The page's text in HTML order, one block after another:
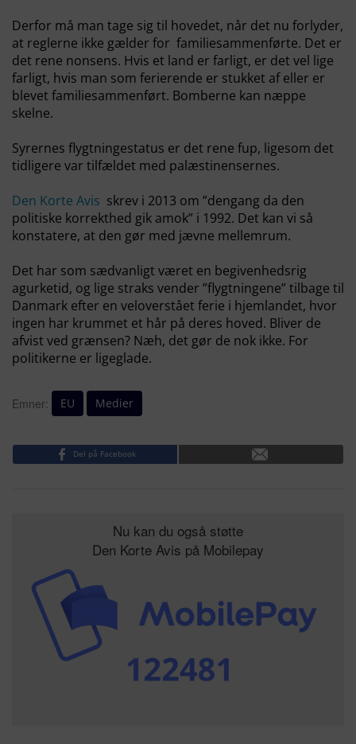
Derfor må man tage sig til hovedet, når det nu forlyder,
at reglerne ikke gælder for familiesammenførte. Det er
det rene nonsens. Hvis et land er farligt, er det vel lige
farligt, hvis man som ferierende er stukket af eller er
blevet familiesammenført. Bomberne kan næppe
skelne.
Syrernes flygtningestatus er det rene fup, ligesom det
tidligere var tilfældet med palæstinensernes.
Den Korte Avis skrev i 2013 om ”dengang da den
politiske korrekthed gik amok” i 1992. Det kan vi så
konstatere, at den gør med jævne mellemrum.
Det har som sædvanligt været en begivenhedsrig
agurketid, og lige straks vender ”flygtningene” tilbage til
Danmark efter en veloverstået ferie i hjemlandet, hvor
ingen har krummet et hår på deres hoved. Bliver de
afvist ved grænsen? Næh, det gør de nok ikke. For
politikerne er ligeglade.
Emner: EU Medier
Del på Facebook
Nu kan du også støtte
Den Korte Avis på Mobilepay